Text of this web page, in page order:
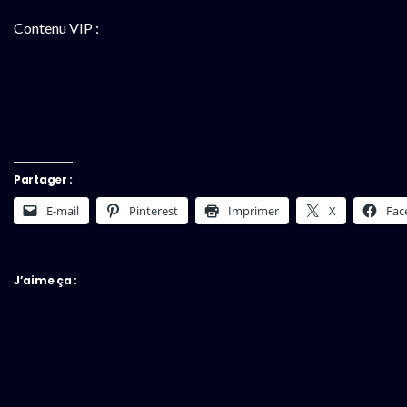
Contenu VIP :
Partager :
E-mail Pinterest Imprimer X
J’aime ça :